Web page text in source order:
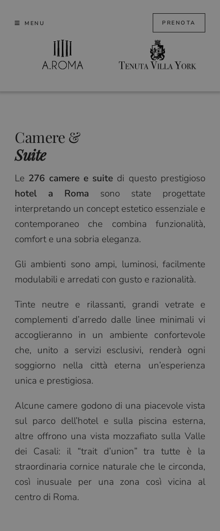
MENU PRENOTA
Camere &
Suite
Le 276 camere e suite di questo prestigioso
hotel a Roma sono state progettate
interpretando un concept estetico essenziale e
contemporaneo che combina funzionalità,
comfort e una sobria eleganza.
Gli ambienti sono ampi, luminosi, facilmente
modulabili e arredati con gusto e razionalità.
Tinte neutre e rilassanti, grandi vetrate e
complementi d’arredo dalle linee minimali vi
accoglieranno in un ambiente confortevole
che, unito a servizi esclusivi, renderà ogni
soggiorno nella città eterna un’esperienza
unica e prestigiosa.
Alcune camere godono di una piacevole vista
sul parco dell’hotel e sulla piscina esterna,
altre offrono una vista mozzafiato sulla Valle
dei Casali: il “trait d’union” tra tutte è la
straordinaria cornice naturale che le circonda,
così inusuale per una zona così vicina al
centro di Roma.